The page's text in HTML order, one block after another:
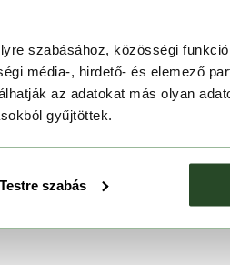
szabásához, közösségi
média-, hirdető- és elemező
az adatokat más olyan
gyűjtöttek.
Testre szabás
Live Shield Amid Vest